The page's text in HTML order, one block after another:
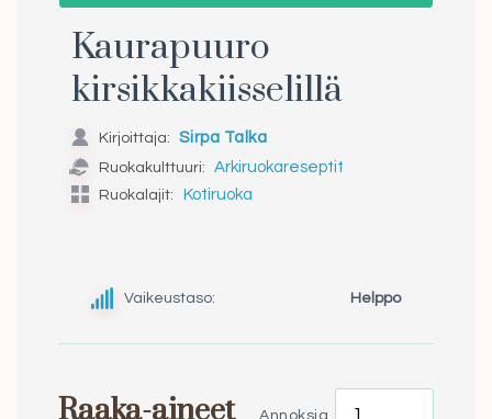
Kaurapuuro
kirsikkakiisselillä
Kirjoittaja: Sirpa Talka
Ruokakulttuuri: Arkiruokareseptit
Ruokalajit:
Kotiruoka
Vaikeustaso: Helppo
Raaka-aineet Annoksia